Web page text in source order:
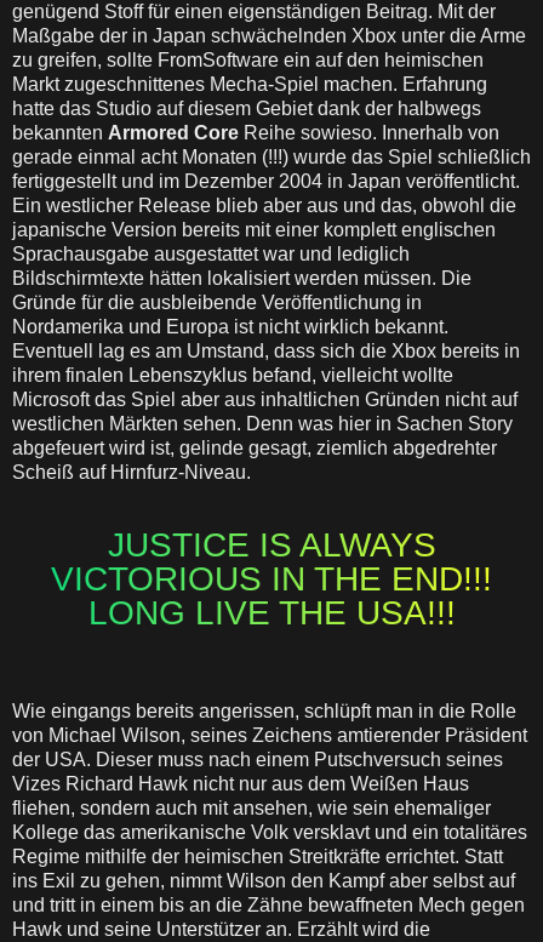
genügend Stoff für einen eigenständigen Beitrag. Mit der
Maßgabe der in Japan schwächelnden Xbox unter die Arme
zu greifen, sollte FromSoftware ein auf den heimischen
Markt zugeschnittenes Mecha-Spiel machen. Erfahrung
hatte das Studio auf diesem Gebiet dank der halbwegs
bekannten Armored Core Reihe sowieso. Innerhalb von
gerade einmal acht Monaten (!!!) wurde das Spiel schließlich
fertiggestellt und im Dezember 2004 in Japan veröffentlicht.
Ein westlicher Release blieb aber aus und das, obwohl die
japanische Version bereits mit einer komplett englischen
Sprachausgabe ausgestattet war und lediglich
Bildschirmtexte hätten lokalisiert werden müssen. Die
Gründe für die ausbleibende Veröffentlichung in
Nordamerika und Europa ist nicht wirklich bekannt.
Eventuell lag es am Umstand, dass sich die Xbox bereits in
ihrem finalen Lebenszyklus befand, vielleicht wollte
Microsoft das Spiel aber aus inhaltlichen Gründen nicht auf
westlichen Märkten sehen. Denn was hier in Sachen Story
abgefeuert wird ist, gelinde gesagt, ziemlich abgedrehter
Scheiß auf Hirnfurz-Niveau.
JUSTICE IS ALWAYS
VICTORIOUS IN THE END!!!
LONG LIVE THE USA!!!
Wie eingangs bereits angerissen, schlüpft man in die Rolle
von Michael Wilson, seines Zeichens amtierender Präsident
der USA. Dieser muss nach einem Putschversuch seines
Vizes Richard Hawk nicht nur aus dem Weißen Haus
fliehen, sondern auch mit ansehen, wie sein ehemaliger
Kollege das amerikanische Volk versklavt und ein totalitäres
Regime mithilfe der heimischen Streitkräfte errichtet. Statt
ins Exil zu gehen, nimmt Wilson den Kampf aber selbst auf
und tritt in einem bis an die Zähne bewaffneten Mech gegen
Hawk und seine Unterstützer an. Erzählt wird die